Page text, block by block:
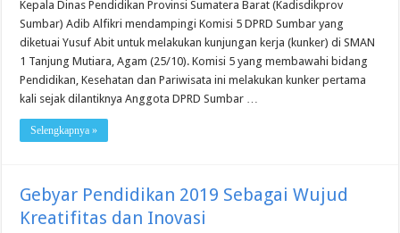
Kepala Dinas Pendidikan Provinsi Sumatera Barat (Kadisdikprov
Sumbar) Adib Alfikri mendampingi Komisi 5 DPRD Sumbar yang
diketuai Yusuf Abit untuk melakukan kunjungan kerja (kunker) di SMAN
1 Tanjung Mutiara, Agam (25/10). Komisi 5 yang membawahi bidang
Pendidikan, Kesehatan dan Pariwisata ini melakukan kunker pertama
kali sejak dilantiknya Anggota DPRD Sumbar …
Selengkapnya »
Gebyar Pendidikan 2019 Sebagai Wujud
Kreatifitas dan Inovasi